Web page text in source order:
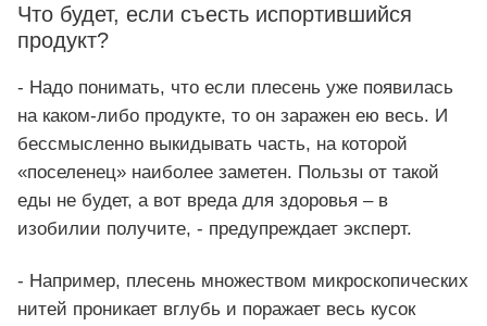
Что будет, если съесть испортившийся
продукт?
- Надо понимать, что если плесень уже появилась
на каком-либо продукте, то он заражен ею весь. И
бессмысленно выкидывать часть, на которой
«поселенец» наиболее заметен. Пользы от такой
еды не будет, а вот вреда для здоровья – в
изобилии получите, - предупреждает эксперт.
- Например, плесень множеством микроскопических
нитей проникает вглубь и поражает весь кусок